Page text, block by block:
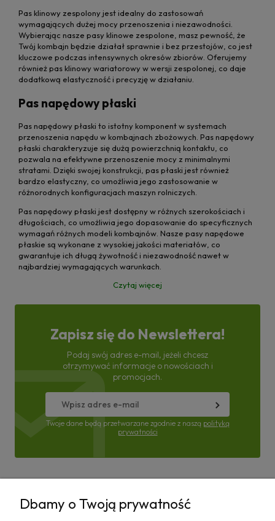
Pas klinowy zespolony jest idealny do zastosowań
wymagających dużej mocy przenoszenia i niezawodności.
Wybierając nasze pasy klinowe zespolone, masz pewność, że
Twój kombajn będzie działał sprawnie i bez przestojów, co jest
kluczowe podczas intensywnych okresów zbiorów. Oferujemy
również pas klinowy wariatorowy w wersji zespolonej, co daje
dodatkową elastyczność i precyzję w działaniu.
Pas napędowy płaski
Pas napędowy płaski to istotny komponent w systemach
przenoszenia napędu w kombajnach zbożowych. Pas napędowy
płaski charakteryzuje się dużą powierzchnią kontaktu, co
pozwala na efektywne przenoszenie mocy z minimalnymi
stratami. Dzięki swojej konstrukcji, pas płaski jest również
bardzo elastyczny, co umożliwia jego zastosowanie w
różnorodnych konfiguracjach maszyn rolniczych.
Pas napędowy płaski jest dostępny w różnych szerokościach i
długościach, co umożliwia jego dopasowanie do specyficznych
wymagań różnych modeli kombajnów. Nasze pasy napędowe
płaskie są wykonane z wysokiej jakości materiałów, co
gwarantuje ich długą żywotność i niezawodność nawet w
najbardziej wymagających warunkach.
Czytaj więcej
Zapisz się do Newslettera!
Podaj swój adres e-mail, jeżeli chcesz
otrzymywać informacje o nowościach i
promocjach.
Twoje dane będą przetwarzane zgodnie z naszą polityką
prywatności
Dbamy o Twoją prywatność